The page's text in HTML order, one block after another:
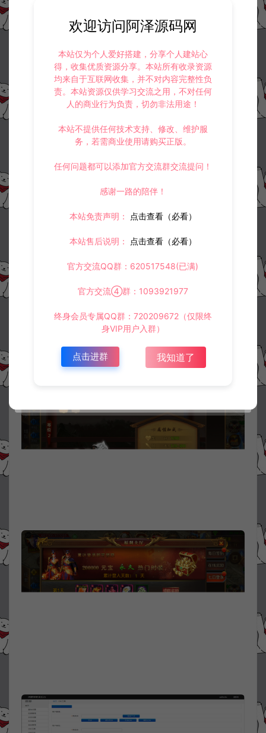
欢迎访问阿泽源码网
本站仅为个人爱好搭建，分享个人建站心
得，收集优质资源分享。本站所有收录资源
均来自于互联网收集，并不对内容完整性负
责。本站资源仅供学习交流之用，不对任何
人的商业行为负责，切勿非法用途！
本站不提供任何技术支持、修改、维护服
务，若需商业使用请购买正版。
任何问题都可以添加官方交流群交流提问！
感谢一路的陪伴！
本站免责声明： 点击查看（必看）
本站售后说明： 点击查看（必看）
官方交流QQ群：620517548(已满)
官方交流④群：1093921977
终身会员专属QQ群：720209672（仅限终
身VIP用户入群）
点击进群 我知道了